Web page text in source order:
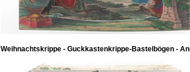
Weihnachtskrippe - Guckkastenkrippe-Bastelbögen -